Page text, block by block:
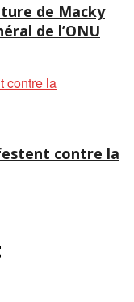
de Macky
de l’ONU
contre la